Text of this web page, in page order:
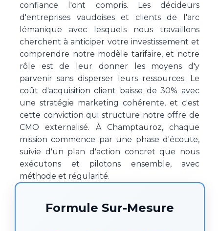
confiance l'ont compris. Les décideurs
d'entreprises vaudoises et clients de l'arc
lémanique avec lesquels nous travaillons
cherchent à anticiper votre investissement et
comprendre notre modèle tarifaire, et notre
rôle est de leur donner les moyens d'y
parvenir sans disperser leurs ressources. Le
coût d'acquisition client baisse de 30% avec
une stratégie marketing cohérente, et c'est
cette conviction qui structure notre offre de
CMO externalisé. À Champtauroz, chaque
mission commence par une phase d'écoute,
suivie d'un plan d'action concret que nous
exécutons et pilotons ensemble, avec
méthode et régularité.
Formule Sur-Mesure